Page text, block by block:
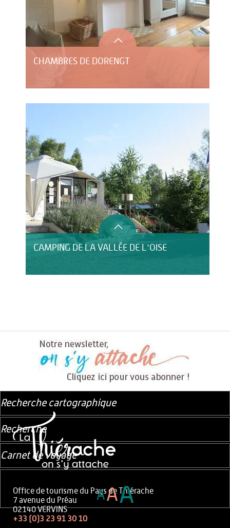
CHAMBRES DE DORENGT
CAMPING DE LA VALLÉE DE L'OISE
Office de tourisme du Pays de Thiérache
7 avenue du Préau
02140 VERVINS
+33 (0)3 23 91 30 10
Recherche cartographique
Recherche
Carnet de voyage
AAA